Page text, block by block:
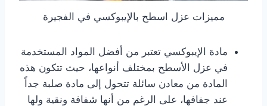
مميزات عزل اسطح بالإيبوكسي في الفجيرة
مادة الإيبوكسي تعتبر من أفضل المواد المستخدمة
في عزل الأسطح بمختلف أنواعها، حيث تتكون هذه
المادة من معادن سائلة تتحول إلى مادة صلبة جداً
عند جفافها، على الرغم من أنها شفافة ونقية ولها